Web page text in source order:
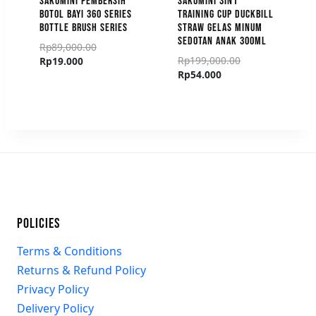
BOTOL BAYI 360 SERIES
BOTTLE BRUSH SERIES
Rp89,000.00
Rp19.000
TRAINING CUP DUCKBILL
STRAW GELAS MINUM
SEDOTAN ANAK 300ML
Rp199,000.00
Rp54.000
POLICIES
Terms & Conditions
Returns & Refund Policy
Privacy Policy
Delivery Policy